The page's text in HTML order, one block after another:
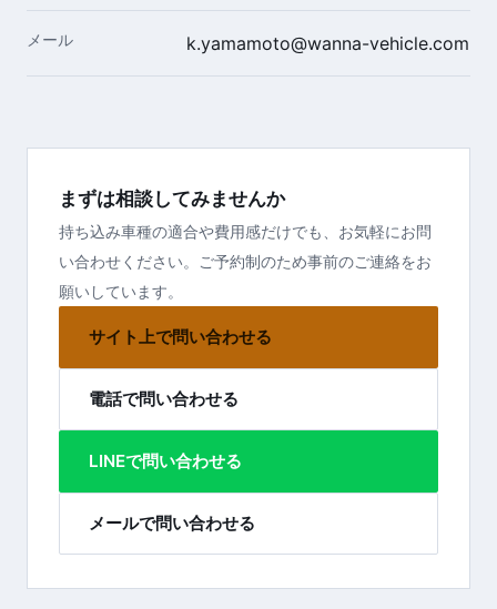
メール k.yamamoto@wanna-vehicle.com
まずは相談してみませんか
持ち込み車種の適合や費用感だけでも、お気軽にお問
い合わせください。ご予約制のため事前のご連絡をお
願いしています。
サイト上で問い合わせる
電話で問い合わせる
LINEで問い合わせる
メールで問い合わせる